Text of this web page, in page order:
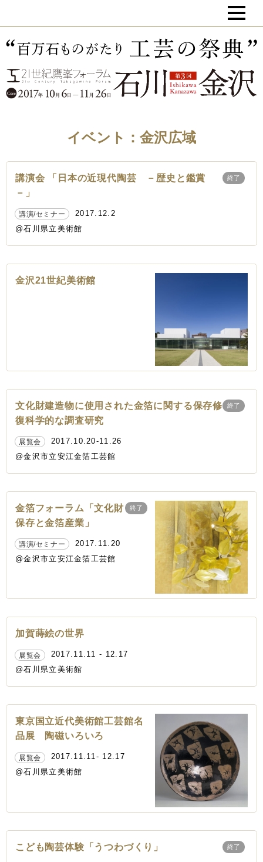
イベント：金沢広域
終了
講演会 「日本の近現代陶芸 －歴史と鑑賞
－」
講演/セミナー
2017.12.2
@石川県立美術館
金沢21世紀美術館
終了
文化財建造物に使用された金箔に関する保存修
復科学的な調査研究
展覧会
2017.10.20-11.26
@金沢市立安江金箔工芸館
終了
金箔フォーラム「文化財
保存と金箔産業」
講演/セミナー
2017.11.20
@金沢市立安江金箔工芸館
加賀蒔絵の世界
展覧会
2017.11.11 - 12.17
@石川県立美術館
東京国立近代美術館工芸館名
品展 陶磁いろいろ
展覧会
2017.11.11- 12.17
@石川県立美術館
終了
こども陶芸体験「うつわづくり」